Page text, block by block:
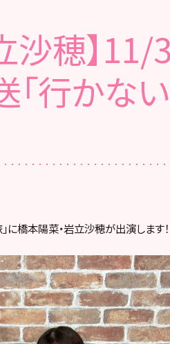
沙穂】
行かない
橋本陽菜・岩立沙穂が出演します！